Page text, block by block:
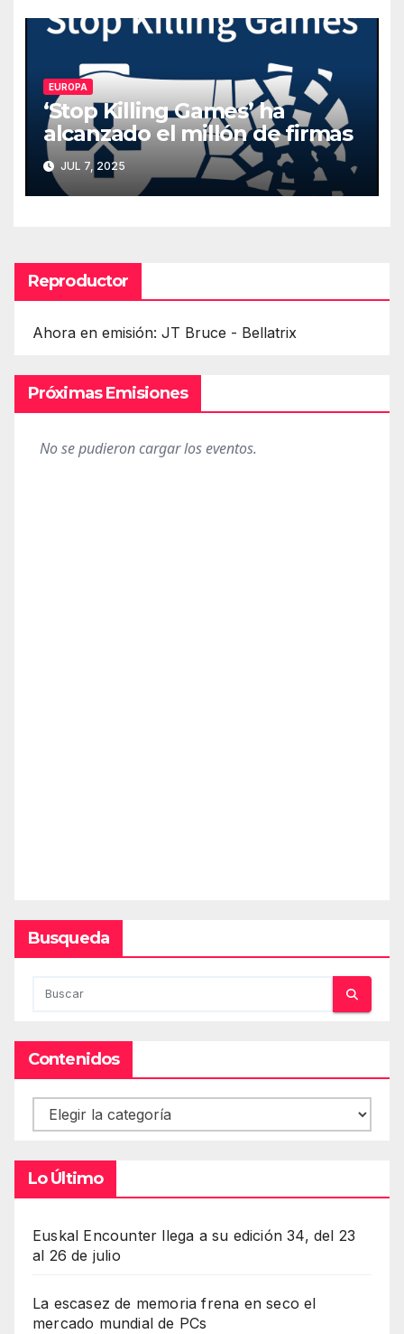
EUROPA
‘Stop Killing Games’ ha
alcanzado el millón de firmas
JUL 7, 2025
Reproductor
Ahora en emisión: JT Bruce - Bellatrix
Próximas Emisiones
Busqueda
Contenidos
Contenidos
Lo Último
Euskal Encounter llega a su edición 34, del 23
al 26 de julio
La escasez de memoria frena en seco el
mercado mundial de PCs